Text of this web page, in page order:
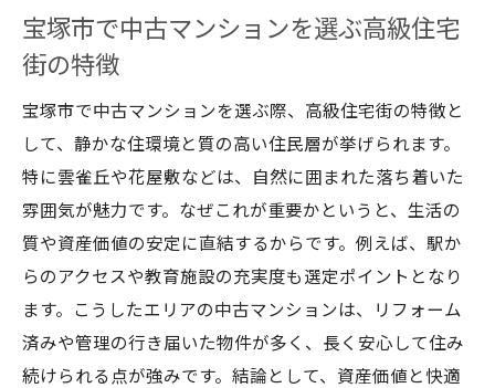
宝塚市で中古マンションを選ぶ高級住宅
街の特徴
宝塚市で中古マンションを選ぶ際、高級住宅街の特徴と
して、静かな住環境と質の高い住民層が挙げられます。
特に雲雀丘や花屋敷などは、自然に囲まれた落ち着いた
雰囲気が魅力です。なぜこれが重要かというと、生活の
質や資産価値の安定に直結するからです。例えば、駅か
らのアクセスや教育施設の充実度も選定ポイントとなり
ます。こうしたエリアの中古マンションは、リフォーム
済みや管理の行き届いた物件が多く、長く安心して住み
続けられる点が強みです。結論として、資産価値と快適